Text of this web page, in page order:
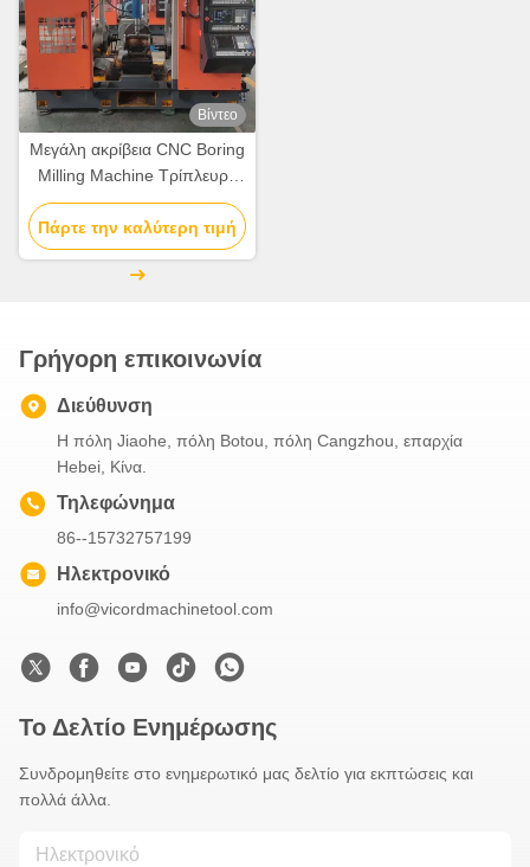
Βίντεο
Μεγάλη ακρίβεια CNC Boring
Milling Machine Τρίπλευρο
γύρισμα 7.7-15N.M Servo
Motor
Πάρτε την καλύτερη τιμή
Γρήγορη επικοινωνία
Διεύθυνση
Η πόλη Jiaohe, πόλη Botou, πόλη Cangzhou, επαρχία
Hebei, Κίνα.
Τηλεφώνημα
86--15732757199
Ηλεκτρονικό
info@vicordmachinetool.com
Το Δελτίο Ενημέρωσης
Συνδρομηθείτε στο ενημερωτικό μας δελτίο για εκπτώσεις και
πολλά άλλα.